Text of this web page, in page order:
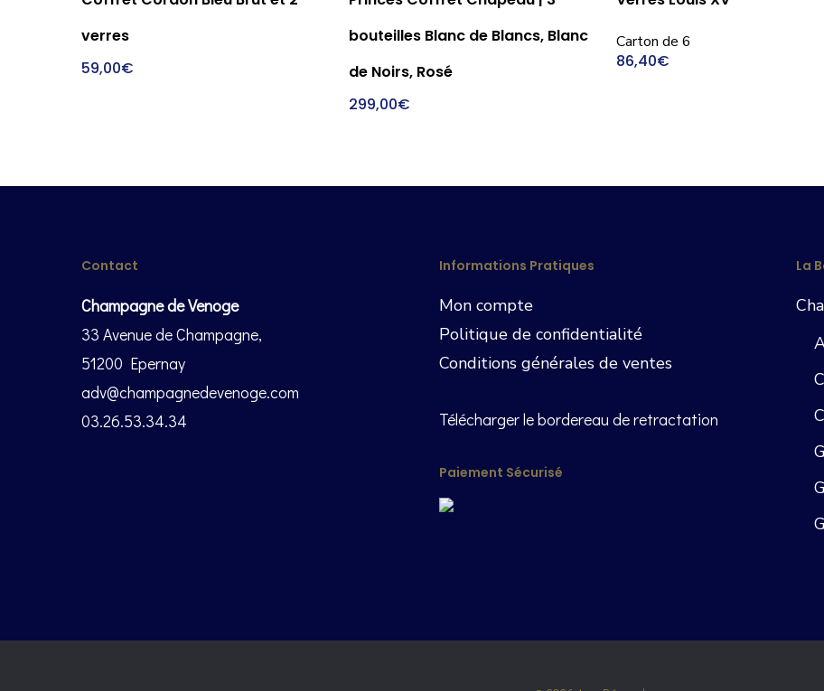
verres
59,00€
bouteilles Blanc de Blancs, Blanc
de Noirs, Rosé
299,00€
Carton de 6
86,40€
Contact
Champagne de Venoge
33 Avenue de Champagne,
51200 Epernay
adv@champagnedevenoge.com
03.26.53.34.34
Informations Pratiques
Mon compte
Politique de confidentialité
Conditions générales de ventes
Télécharger le bordereau de retractation
Paiement Sécurisé
La